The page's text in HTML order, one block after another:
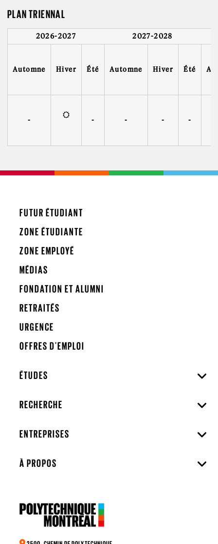
PLAN TRIENNAL
2026-2027 2027-2028
Automne Hiver Été Automne Hiver Été
- - - - -
FUTUR ÉTUDIANT
ZONE ÉTUDIANTE
ZONE EMPLOYÉ
MÉDIAS
FONDATION ET ALUMNI
RETRAITÉS
URGENCE
OFFRES D'EMPLOI
ÉTUDES
RECHERCHE
ENTREPRISES
À PROPOS